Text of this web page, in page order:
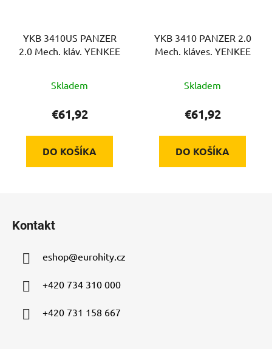
YKB 3410US PANZER
2.0 Mech. kláv. YENKEE
Skladem
€61,92
DO KOŠÍKA
YKB 3410 PANZER 2.0
Mech. kláves. YENKEE
Skladem
€61,92
DO KOŠÍKA
Kontakt
eshop@eurohity.cz
+420 734 310 000
+420 731 158 667